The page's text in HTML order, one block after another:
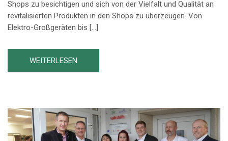
Shops zu besichtigen und sich von der Vielfalt und Qualität an
revitalisierten Produkten in den Shops zu überzeugen. Von
Elektro-Großgeräten bis […]
WEITERLESEN